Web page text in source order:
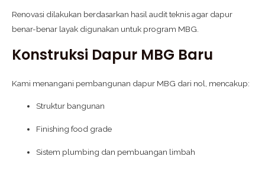
Renovasi dilakukan berdasarkan hasil audit teknis agar dapur
benar-benar layak digunakan untuk program MBG.
Konstruksi Dapur MBG Baru
Kami menangani pembangunan dapur MBG dari nol, mencakup:
Struktur bangunan
Finishing food grade
Sistem plumbing dan pembuangan limbah